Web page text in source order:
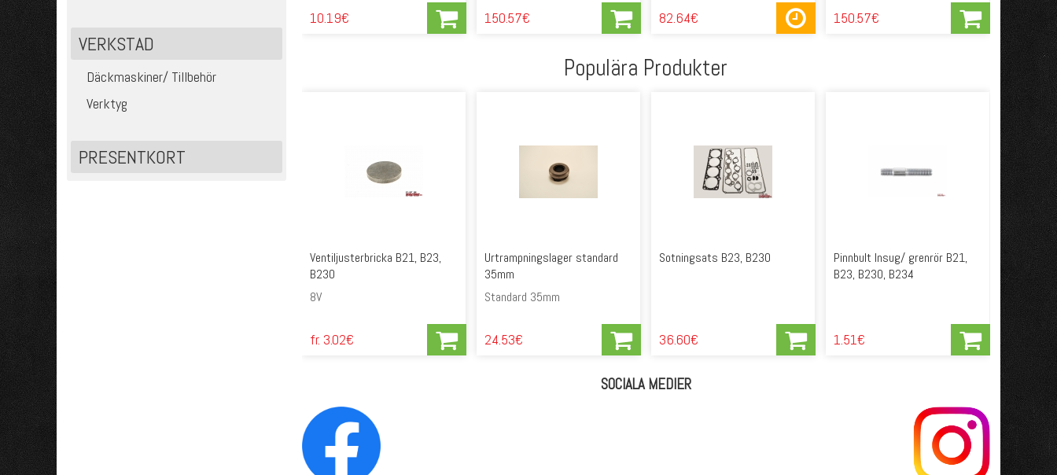
VERKSTAD
Däckmaskiner/ Tillbehör
Verktyg
PRESENTKORT
10.19€ 150.57€ 82.64€ 150.57€
Populära Produkter
Ventiljusterbricka B21, B23,
B230
8V
fr. 3.02€
Urtrampningslager standard
35mm
Standard 35mm
24.53€
Sotningsats B23, B230
36.60€
Pinnbult Insug/ grenrör B21,
B23, B230, B234
1.51€
SOCIALA MEDIER